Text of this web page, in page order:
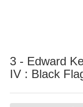
3 - Edward
IV : Black